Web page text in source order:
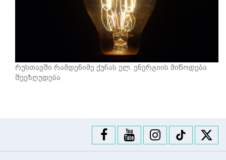
რუსთავში რამდენიმე ქუჩას ელ. ენერგიის მიწოდება
შეეზღუდება